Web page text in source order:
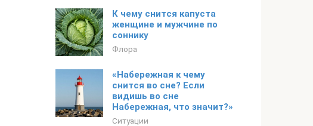
К чему снится капуста
женщине и мужчине по
соннику
Флора
«Набережная к чему
снится во сне? Если
видишь во сне
Набережная, что значит?»
Ситуации